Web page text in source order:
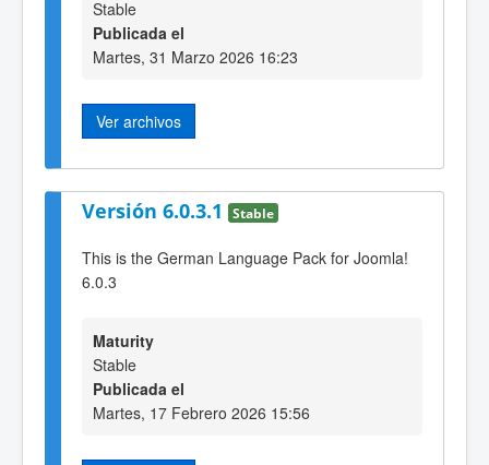
Stable
Publicada el
Martes, 31 Marzo 2026 16:23
Ver archivos
Versión 6.0.3.1 Stable
This is the German Language Pack for Joomla!
6.0.3
Maturity
Stable
Publicada el
Martes, 17 Febrero 2026 15:56